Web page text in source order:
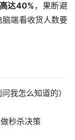
达40%，果断避
端看收货人数要
我怎么知道的）
秒杀决策